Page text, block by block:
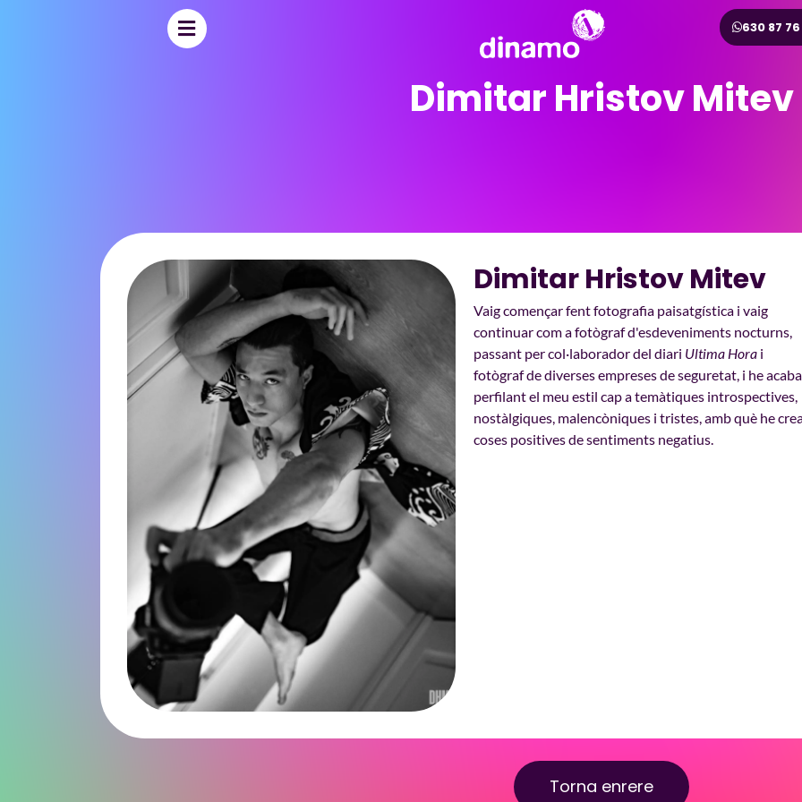
630 87 76
Dimitar Hristov Mitev
Dimitar Hristov Mitev
Vaig començar fent fotografia paisatgística i vaig
continuar com a fotògraf d'esdeveniments nocturns,
passant per col·laborador del diari Ultima Hora i
fotògraf de diverses empreses de seguretat, i he
perfilant el meu estil cap a temàtiques introspectives,
nostàlgiques, malencòniques i tristes, amb què he
coses positives de sentiments negatius.
Torna enrere